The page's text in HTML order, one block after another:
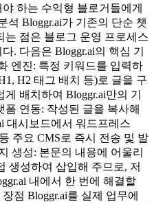
하는 수익형 블로거들에게
석 Bloggr.ai가 기존의 단순 챗
는 점은 블로그 운영 프로세스
. 다음은 Bloggr.ai의 핵심 기
엔진: 특정 키워드를 입력하
H2 태그 배치 등)로 글을 구
배치하여 Bloggr.ai만의 기
연동: 작성된 글을 복사해
대시보드에서 워드프레스
주요 CMS로 즉시 전송 및 발
생성: 본문의 내용에 어울리
생성하여 삽입해 주므로, 저
내에서 한 번에 해결할
점 Bloggr.ai를 실제 업무에